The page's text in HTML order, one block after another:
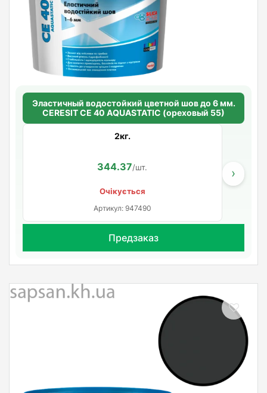
Эластичный водостойкий цветной шов до 6 мм.
CERESIT CE 40 AQUASTATIC (ореховый 55)
2кг.
344.37/шт.
Очікується
Артикул: 947490
›
Предзаказ